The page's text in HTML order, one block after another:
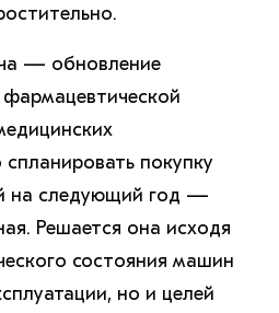
— обновление
покупку
на следующий год —
Решается она исходя
состояния машин
но и целей